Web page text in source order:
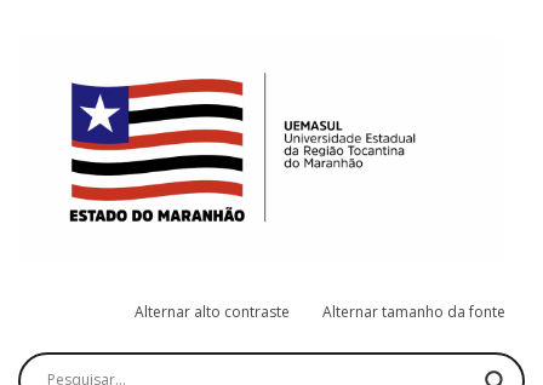
Alternar alto contraste Alternar tamanho da fonte
Pesquisar